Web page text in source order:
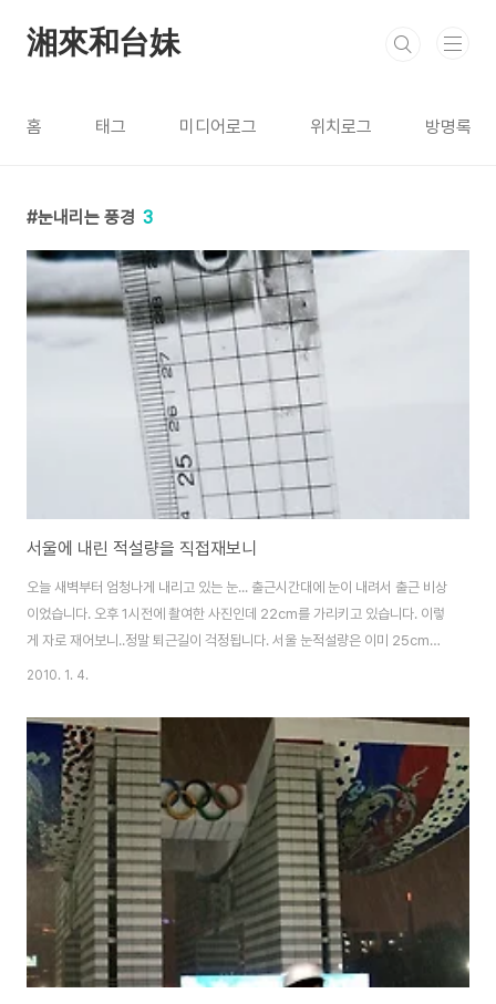
湘來和台妹
홈 태그 미디어로그 위치로그 방명록
눈내리는 풍경 3
서울에 내린 적설량을 직접재보니
오늘 새벽부터 엄청나게 내리고 있는 눈... 출근시간대에 눈이 내려서 출근 비상
이었습니다. 오후 1시전에 촬여한 사진인데 22cm를 가리키고 있습니다. 이렇
게 자로 재어보니..정말 퇴근길이 걱정됩니다. 서울 눈적설량은 이미 25cm를
넘었다는데..그만 내렸으면 좋을련만 계속 밖에는 눈이 내리고 있습니다. 사무
2010. 1. 4.